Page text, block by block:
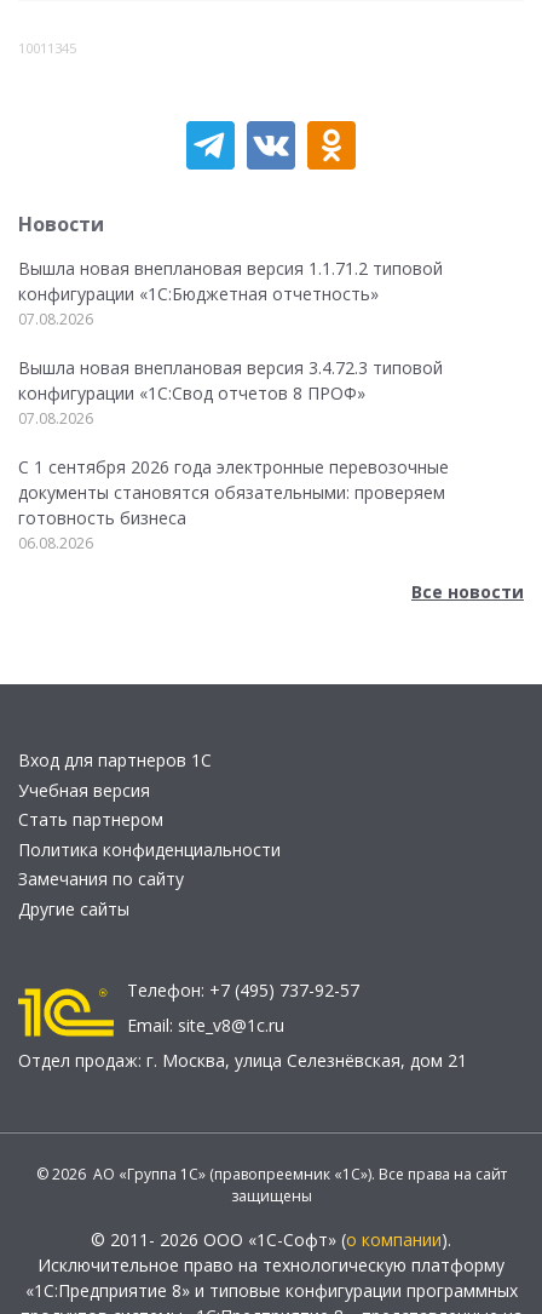
10011345
Новости
Вышла новая внеплановая версия 1.1.71.2 типовой
конфигурации «1C:Бюджетная отчетность»
07.08.2026
Вышла новая внеплановая версия 3.4.72.3 типовой
конфигурации «1C:Свод отчетов 8 ПРОФ»
07.08.2026
С 1 сентября 2026 года электронные перевозочные
документы становятся обязательными: проверяем
готовность бизнеса
06.08.2026
Все новости
Вход для партнеров 1С
Учебная версия
Стать партнером
Политика конфиденциальности
Замечания по сайту
Другие сайты
Телефон: +7 (495) 737-92-57
Email: site_v8@1c.ru
Отдел продаж: г. Москва, улица Селезнёвская, дом 21
© 2026 АО «Группа 1С» (правопреемник «1С»). Все права на сайт
защищены
© 2011- 2026 ООО «1С-Софт» (о компании).
Исключительное право на технологическую платформу
«1С:Предприятие 8» и типовые конфигурации программных